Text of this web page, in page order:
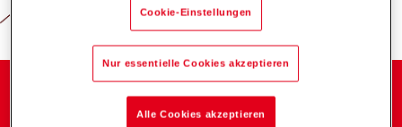
Cookie-Einstellungen
Nur essentielle Cookies akzeptieren
Alle Cookies akzeptieren